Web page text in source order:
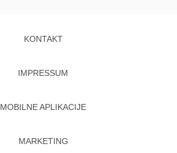
KONTAKT
IMPRESSUM
MOBILNE APLIKACIJE
MARKETING